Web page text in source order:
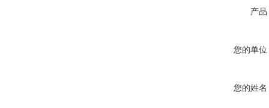
产品
您的单位
您的姓名